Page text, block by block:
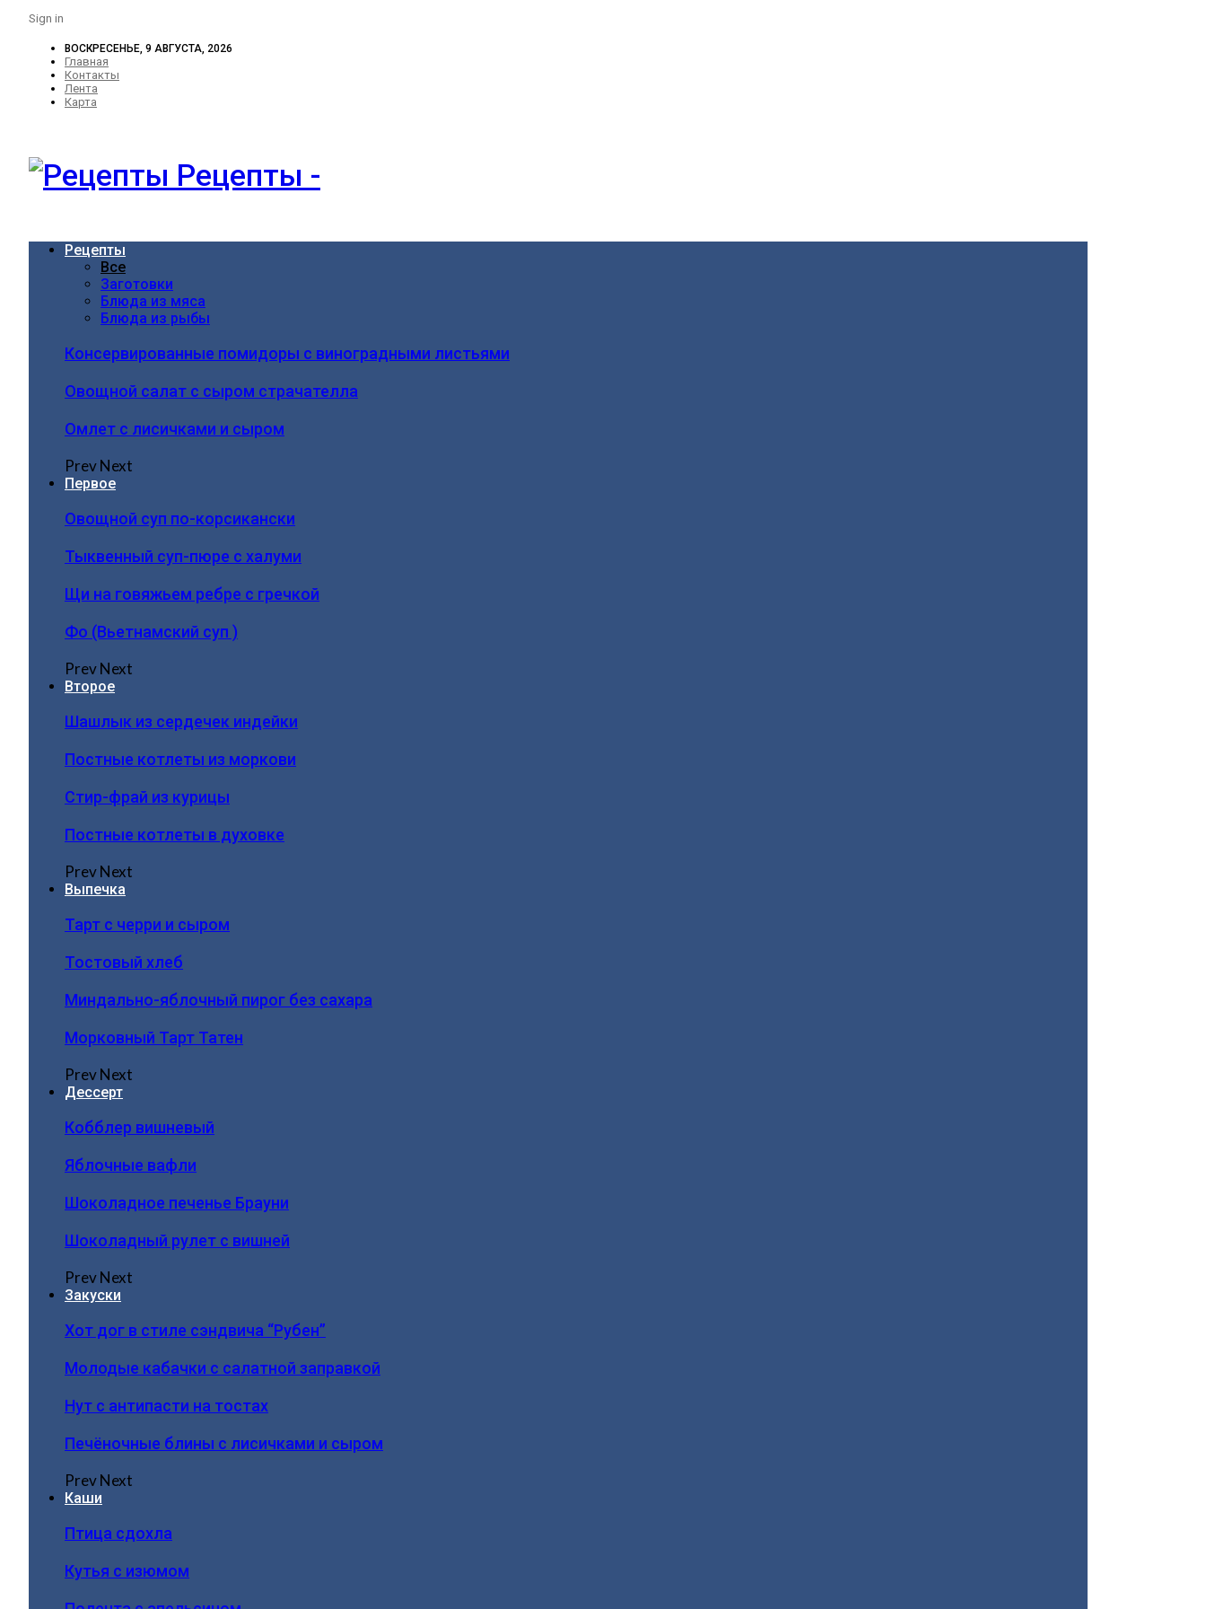
Sign in
ВОСКРЕСЕНЬЕ, 9 АВГУСТА, 2026
Главная
Контакты
Лента
Карта
Рецепты -
Рецепты
Все
Заготовки
Блюда из мяса
Блюда из рыбы
Консервированные помидоры с виноградными листьями
Овощной салат с сыром страчателла
Омлет с лисичками и сыром
PrevNext
Первое
Овощной суп по-корсикански
Тыквенный суп-пюре с халуми
Щи на говяжьем ребре с гречкой
Фо (Вьетнамский суп )
PrevNext
Второе
Шашлык из сердечек индейки
Постные котлеты из моркови
Стир-фрай из курицы
Постные котлеты в духовке
PrevNext
Выпечка
Тарт с черри и сыром
Тостовый хлеб
Миндально-яблочный пирог без сахара
Морковный Тарт Татен
PrevNext
Дессерт
Кобблер вишневый
Яблочные вафли
Шоколадное печенье Брауни
Шоколадный рулет с вишней
PrevNext
Закуски
Хот дог в стиле сэндвича “Рубен”
Молодые кабачки с салатной заправкой
Нут с антипасти на тостах
Печёночные блины с лисичками и сыром
PrevNext
Каши
Птица сдохла
Кутья с изюмом